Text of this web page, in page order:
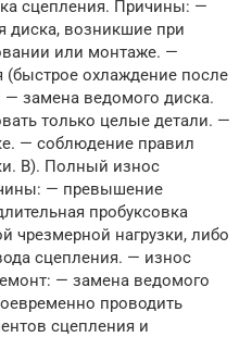
сцепления. Причины: —
диска, возникшие при
или монтаже. —
(быстрое охлаждение после
— замена ведомого диска.
только целые детали. —
— соблюдение правил
В). Полный износ
— превышение
пробуксовка
чрезмерной нагрузки, либо
сцепления. — износ
— замена ведомого
проводить
сцепления и